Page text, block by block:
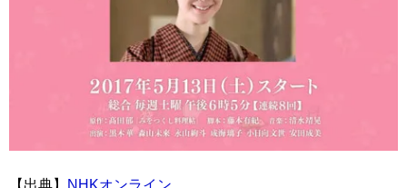
【出典】 NHKオンライン